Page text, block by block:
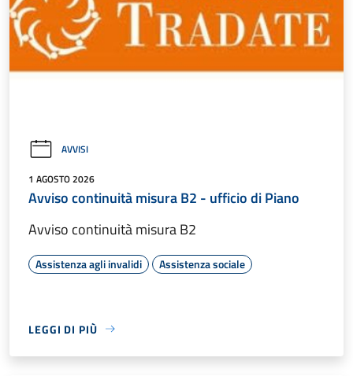
AVVISI
1 AGOSTO 2026
Avviso continuità misura B2 - ufficio di Piano
Avviso continuità misura B2
Assistenza agli invalidi Assistenza sociale
LEGGI DI PIÙ